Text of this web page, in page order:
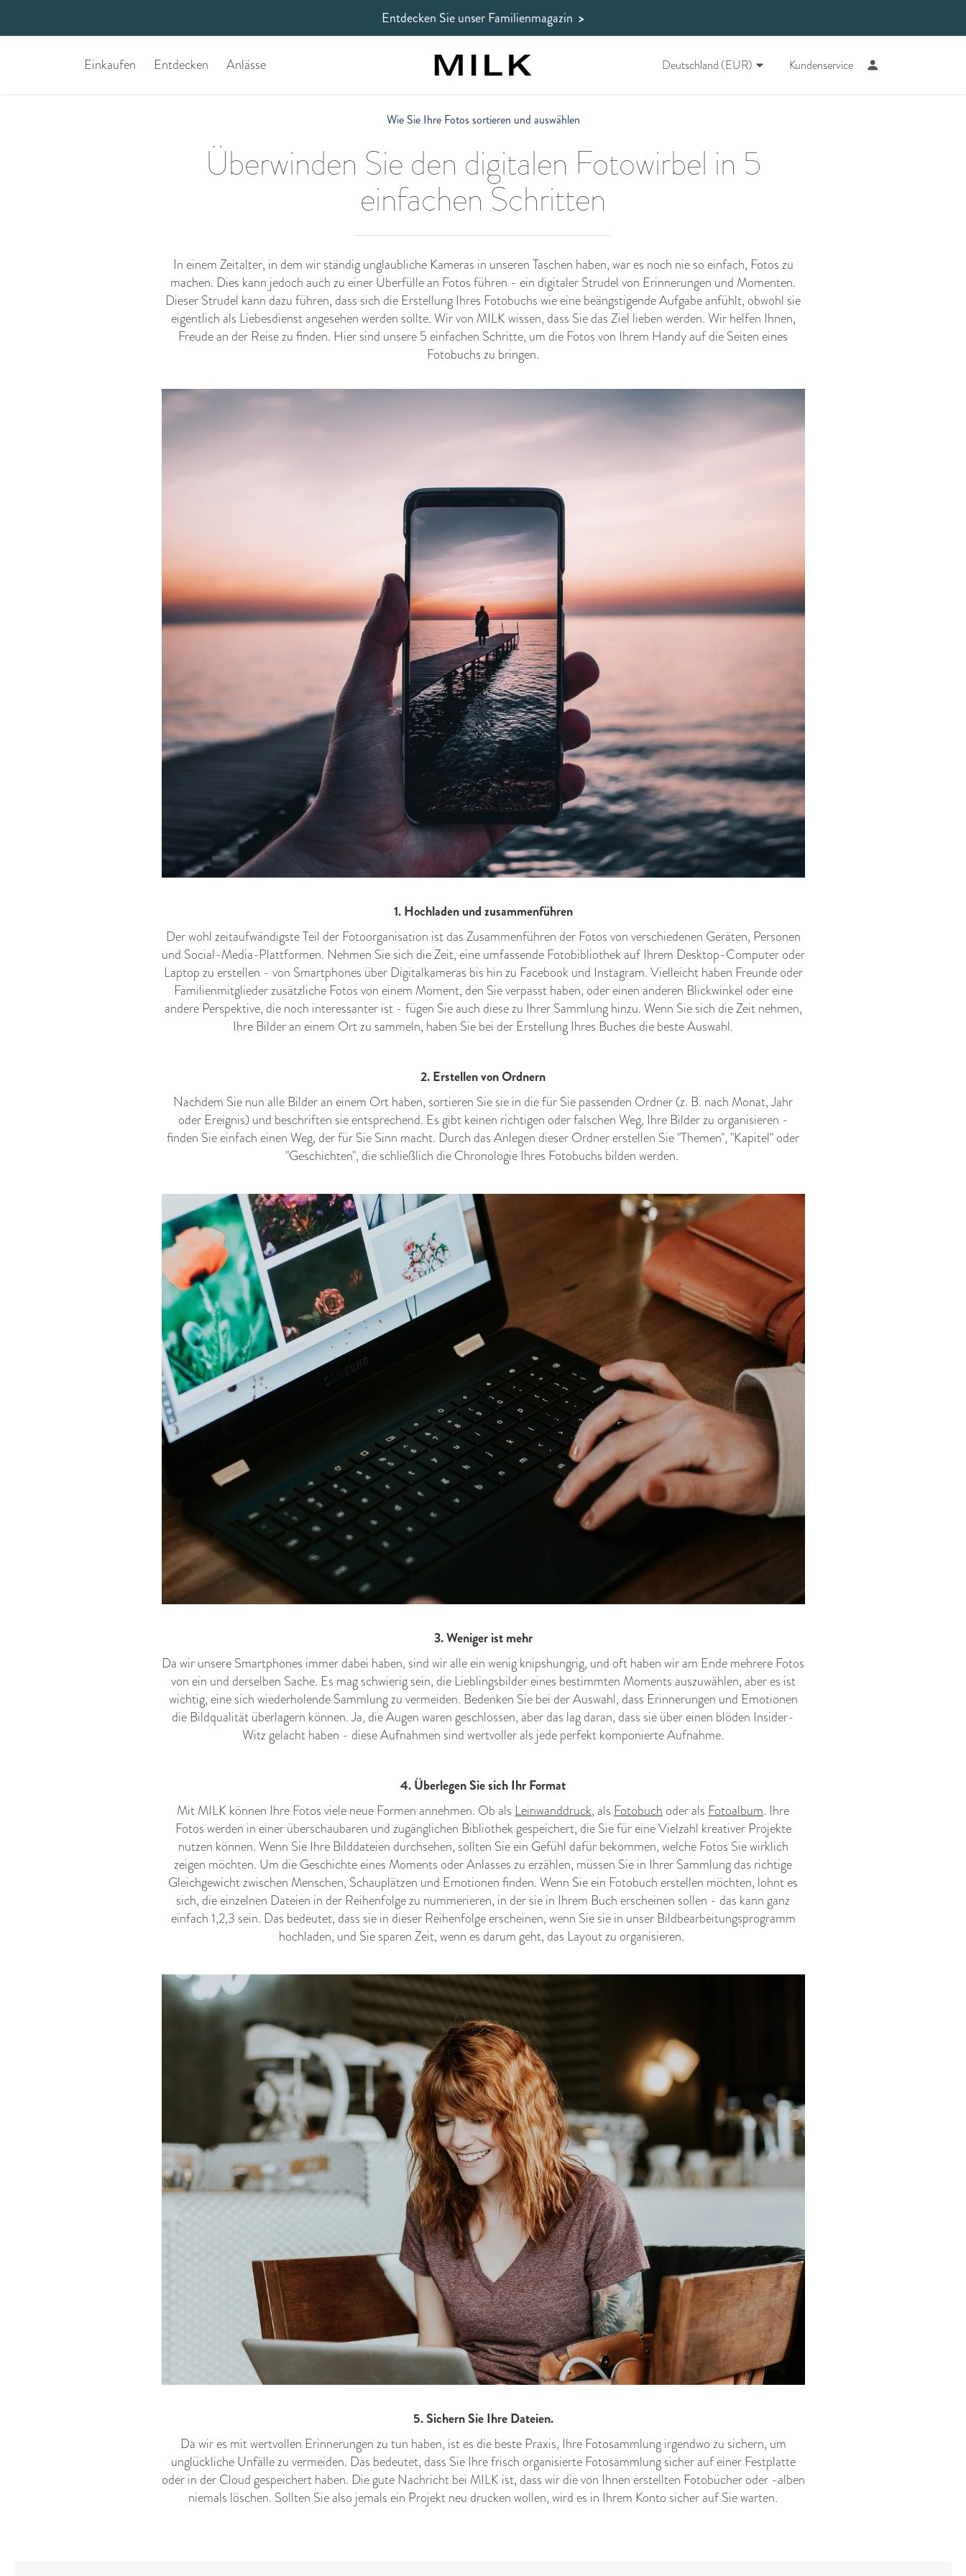
Entdecken Sie unser Familienmagazin >
Einkaufen Entdecken Anlässe Deutschland (EUR) Kundenservice
Wie Sie Ihre Fotos sortieren und auswählen
Überwinden Sie den digitalen Fotowirbel in 5
einfachen Schritten
In einem Zeitalter, in dem wir ständig unglaubliche Kameras in unseren Taschen haben, war es noch nie so einfach, Fotos zu
machen. Dies kann jedoch auch zu einer Überfülle an Fotos führen - ein digitaler Strudel von Erinnerungen und Momenten.
Dieser Strudel kann dazu führen, dass sich die Erstellung Ihres Fotobuchs wie eine beängstigende Aufgabe anfühlt, obwohl sie
eigentlich als Liebesdienst angesehen werden sollte. Wir von MILK wissen, dass Sie das Ziel lieben werden. Wir helfen Ihnen,
Freude an der Reise zu finden. Hier sind unsere 5 einfachen Schritte, um die Fotos von Ihrem Handy auf die Seiten eines
Fotobuchs zu bringen.
1. Hochladen und zusammenführen
Der wohl zeitaufwändigste Teil der Fotoorganisation ist das Zusammenführen der Fotos von verschiedenen Geräten, Personen
und Social-Media-Plattformen. Nehmen Sie sich die Zeit, eine umfassende Fotobibliothek auf Ihrem Desktop-Computer oder
Laptop zu erstellen - von Smartphones über Digitalkameras bis hin zu Facebook und Instagram. Vielleicht haben Freunde oder
Familienmitglieder zusätzliche Fotos von einem Moment, den Sie verpasst haben, oder einen anderen Blickwinkel oder eine
andere Perspektive, die noch interessanter ist - fügen Sie auch diese zu Ihrer Sammlung hinzu. Wenn Sie sich die Zeit nehmen,
Ihre Bilder an einem Ort zu sammeln, haben Sie bei der Erstellung Ihres Buches die beste Auswahl.
2. Erstellen von Ordnern
Nachdem Sie nun alle Bilder an einem Ort haben, sortieren Sie sie in die für Sie passenden Ordner (z. B. nach Monat, Jahr
oder Ereignis) und beschriften sie entsprechend. Es gibt keinen richtigen oder falschen Weg, Ihre Bilder zu organisieren -
finden Sie einfach einen Weg, der für Sie Sinn macht. Durch das Anlegen dieser Ordner erstellen Sie "Themen", "Kapitel" oder
"Geschichten", die schließlich die Chronologie Ihres Fotobuchs bilden werden.
3. Weniger ist mehr
Da wir unsere Smartphones immer dabei haben, sind wir alle ein wenig knipshungrig, und oft haben wir am Ende mehrere Fotos
von ein und derselben Sache. Es mag schwierig sein, die Lieblingsbilder eines bestimmten Moments auszuwählen, aber es ist
wichtig, eine sich wiederholende Sammlung zu vermeiden. Bedenken Sie bei der Auswahl, dass Erinnerungen und Emotionen
die Bildqualität überlagern können. Ja, die Augen waren geschlossen, aber das lag daran, dass sie über einen blöden Insider-
Witz gelacht haben - diese Aufnahmen sind wertvoller als jede perfekt komponierte Aufnahme.
4. Überlegen Sie sich Ihr Format
Mit MILK können Ihre Fotos viele neue Formen annehmen. Ob als Leinwanddruck, als Fotobuch oder als Fotoalbum. Ihre
Fotos werden in einer überschaubaren und zugänglichen Bibliothek gespeichert, die Sie für eine Vielzahl kreativer Projekte
nutzen können. Wenn Sie Ihre Bilddateien durchsehen, sollten Sie ein Gefühl dafür bekommen, welche Fotos Sie wirklich
zeigen möchten. Um die Geschichte eines Moments oder Anlasses zu erzählen, müssen Sie in Ihrer Sammlung das richtige
Gleichgewicht zwischen Menschen, Schauplätzen und Emotionen finden. Wenn Sie ein Fotobuch erstellen möchten, lohnt es
sich, die einzelnen Dateien in der Reihenfolge zu nummerieren, in der sie in Ihrem Buch erscheinen sollen - das kann ganz
einfach 1,2,3 sein. Das bedeutet, dass sie in dieser Reihenfolge erscheinen, wenn Sie sie in unser Bildbearbeitungsprogramm
hochladen, und Sie sparen Zeit, wenn es darum geht, das Layout zu organisieren.
5. Sichern Sie Ihre Dateien.
Da wir es mit wertvollen Erinnerungen zu tun haben, ist es die beste Praxis, Ihre Fotosammlung irgendwo zu sichern, um
unglückliche Unfälle zu vermeiden. Das bedeutet, dass Sie Ihre frisch organisierte Fotosammlung sicher auf einer Festplatte
oder in der Cloud gespeichert haben. Die gute Nachricht bei MILK ist, dass wir die von Ihnen erstellten Fotobücher oder -alben
niemals löschen. Sollten Sie also jemals ein Projekt neu drucken wollen, wird es in Ihrem Konto sicher auf Sie warten.